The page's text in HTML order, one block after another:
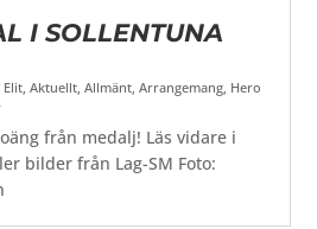
I SOLLENTUNA
Elit,Aktuellt,Allmänt,Arrangemang, Hero
från medalj! Läs vidare i
bilder från Lag-SM Foto: